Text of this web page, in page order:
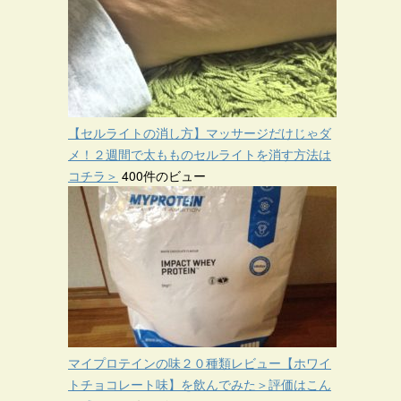
【セルライトの消し方】マッサージだけじゃダ
メ！２週間で太もものセルライトを消す方法は
コチラ＞ 400件のビュー
マイプロテインの味２０種類レビュー【ホワイ
トチョコレート味】を飲んでみた＞評価はこん